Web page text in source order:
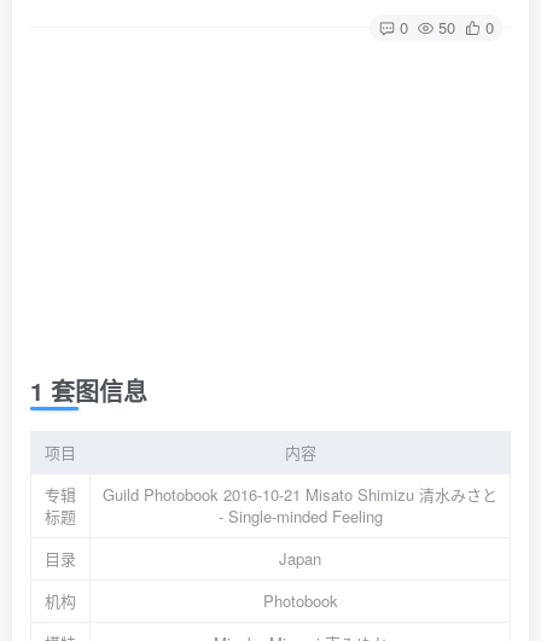
0 50 0
1 套图信息
项目
内容
专辑
标题
Guild Photobook 2016-10-21 Misato Shimizu 清水みさと
- Single-minded Feeling
目录
Japan
机构
Photobook